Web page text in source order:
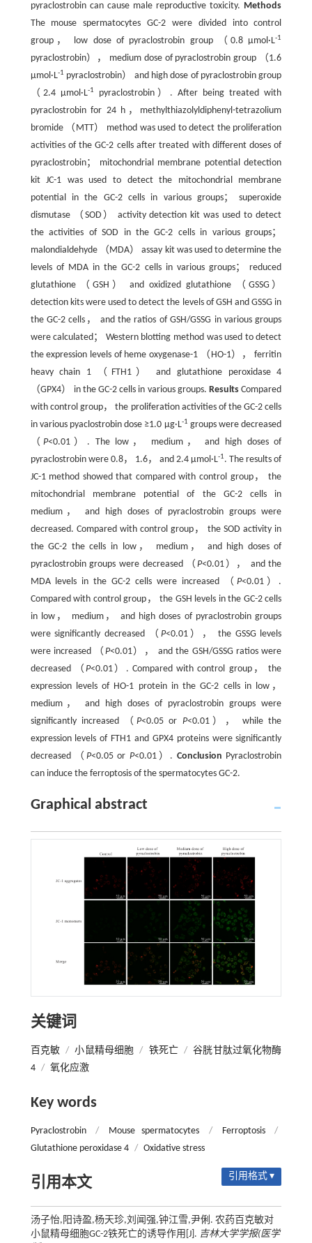
pyraclostrobin can cause male reproductive toxicity. Methods
The mouse spermatocytes GC-2 were divided into control
group， low dose of pyraclostrobin group （0.8 µmol·L-1
pyraclostrobin）， medium dose of pyraclostrobin group （1.6
µmol·L-1 pyraclostrobin） and high dose of pyraclostrobin group
（2.4 µmol·L-1
pyraclostrobin）. After being treated with
pyraclostrobin for 24 h，methylthiazolyldiphenyl-tetrazolium
bromide （MTT） method was used to detect the proliferation
activities of the GC-2 cells after treated with different doses of
pyraclostrobin； mitochondrial membrane potential detection
kit JC-1 was used to detect the mitochondrial membrane
potential in the GC-2 cells in various groups； superoxide
dismutase （SOD） activity detection kit was used to detect
the activities of SOD in the GC-2 cells in various groups；
malondialdehyde （MDA） assay kit was used to determine the
levels of MDA in the GC-2 cells in various groups； reduced
glutathione （GSH） and oxidized glutathione （GSSG）
detection kits were used to detect the levels of GSH and GSSG in
the GC-2 cells， and the ratios of GSH/GSSG in various groups
were calculated； Western blotting method was used to detect
the expression levels of heme oxygenase-1 （HO-1）， ferritin
heavy chain 1 （FTH1） and glutathione peroxidase 4
（GPX4） in the GC-2 cells in various groups.Results Compared
with control group， the proliferation activities of the GC-2 cells
in various pyaclostrobin dose ≥1.0 μg·L-1 groups were decreased
（P<0.01）. The low， medium， and high doses of
pyraclostrobin were 0.8， 1.6， and 2.4 µmol·L-1. The results of
JC-1 method showed that compared with control group， the
mitochondrial membrane potential of the GC-2 cells in
medium， and high doses of pyraclostrobin groups were
decreased. Compared with control group， the SOD activity in
the GC-2 the cells in low， medium， and high doses of
pyraclostrobin groups were decreased （ P<0.01）， and the
MDA levels in the GC-2 cells were increased （ P<0.01）.
Compared with control group， the GSH levels in the GC-2 cells
in low， medium， and high doses of pyraclostrobin groups
were significantly decreased （P<0.01）， the GSSG levels
were increased （ P<0.01）， and the GSH/GSSG ratios were
decreased （P<0.01）. Compared with control group， the
expression levels of HO-1 protein in the GC-2 cells in low，
medium， and high doses of pyraclostrobin groups were
significantly increased （P<0.05 or P<0.01）， while the
expression levels of FTH1 and GPX4 proteins were significantly
decreased （ P<0.05 or P<0.01）. Conclusion Pyraclostrobin
can induce the ferroptosis of the spermatocytes GC-2.
Graphical abstract
关键词
百克敏 / 小鼠精母细胞 / 铁死亡 / 谷胱甘肽过氧化物酶
4 / 氧化应激
Key words
Pyraclostrobin / Mouse spermatocytes / Ferroptosis
/
Glutathione peroxidase 4 / Oxidative stress
引用本文 引用格式 ▾
汤子怡,阳诗盈,杨天珍,刘闻强,钟江雪,尹俐. 农药百克敏对
小鼠精母细胞GC-2铁死亡的诱导作用[J]. 吉林大学学报(医学